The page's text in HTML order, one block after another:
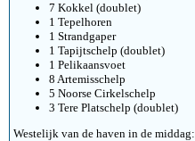
7 Kokkel (doublet)
1 Tepelhoren
1 Strandgaper
1 Tapijtschelp (doublet)
1 Pelikaansvoet
8 Artemisschelp
5 Noorse Cirkelschelp
3 Tere Platschelp (doublet)
Westelijk van de haven in de middag: